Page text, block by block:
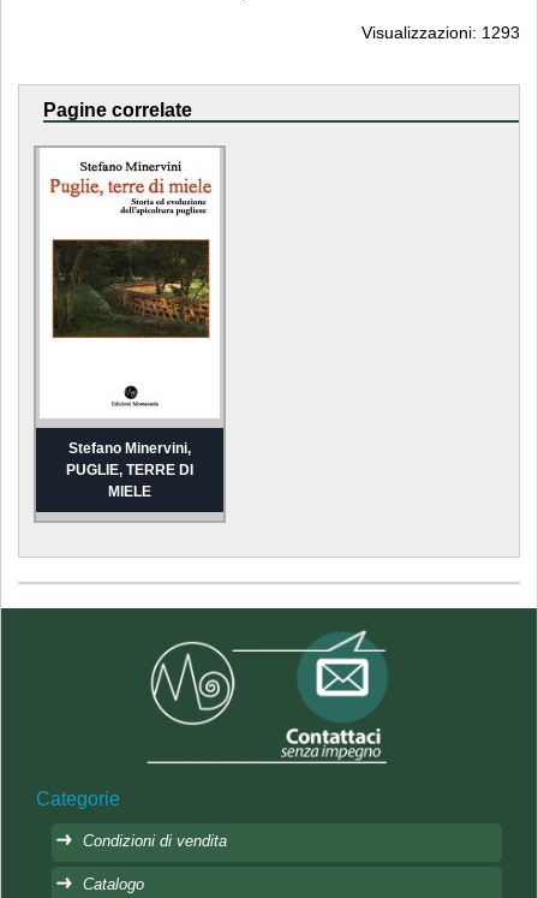
Visualizzazioni: 1293
Pagine correlate
Stefano Minervini,
PUGLIE, TERRE DI
MIELE
Categorie
Condizioni di vendita
Catalogo